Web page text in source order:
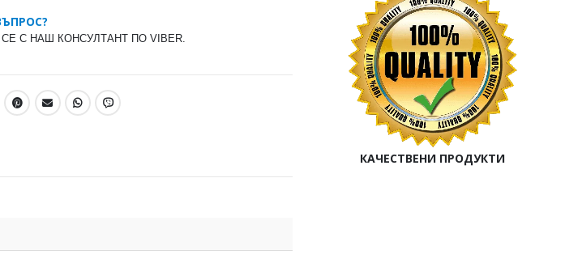
С НАШ КОНСУЛТАНТ ПО VIBER.
КАЧЕСТВЕНИ ПРОДУКТИ